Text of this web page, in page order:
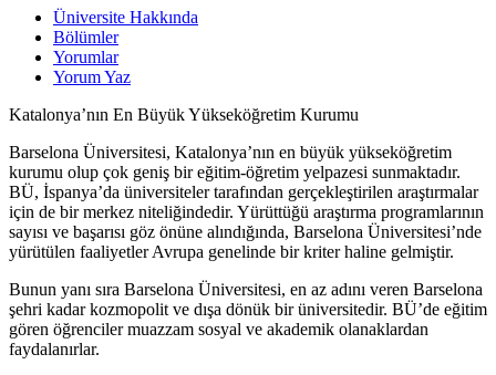
Üniversite Hakkında
Bölümler
Yorumlar
Yorum Yaz
Katalonya’nın En Büyük Yükseköğretim Kurumu
Barselona Üniversitesi, Katalonya’nın en büyük yükseköğretim
kurumu olup çok geniş bir eğitim-öğretim yelpazesi sunmaktadır.
BÜ, İspanya’da üniversiteler tarafından gerçekleştirilen araştırmalar
için de bir merkez niteliğindedir. Yürüttüğü araştırma programlarının
sayısı ve başarısı göz önüne alındığında, Barselona Üniversitesi’nde
yürütülen faaliyetler Avrupa genelinde bir kriter haline gelmiştir.
Bunun yanı sıra Barselona Üniversitesi, en az adını veren Barselona
şehri kadar kozmopolit ve dışa dönük bir üniversitedir. BÜ’de eğitim
gören öğrenciler muazzam sosyal ve akademik olanaklardan
faydalanırlar.